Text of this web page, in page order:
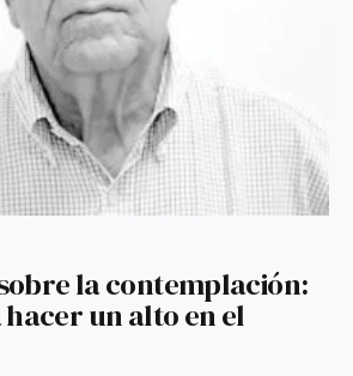
la contemplación:
un alto en el